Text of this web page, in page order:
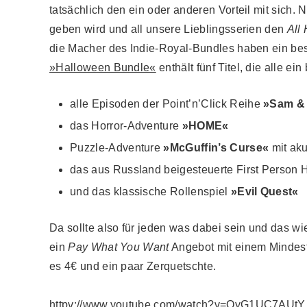
tatsächlich den ein oder anderen Vorteil mit sich.
geben wird und all unsere Lieblingsserien den All
die Macher des Indie-Royal-Bundles haben ein
»Halloween Bundle« enthält fünf Titel, die alle ein
alle Episoden der Point’n’Click Reihe»Sam
das Horror-Adventure »HOME«
Puzzle-Adventure»McGuffin’s Curse« mit
das aus Russland beigesteuerte First Person
und das klassische Rollenspiel »Evil Quest«
Da sollte also für jeden was dabei sein und das
einPay What You WantAngebot mit einem
es 4€ und ein paar Zerquetschte.
httpv://www.youtube.com/watch?v=OyG1UC7AUtY